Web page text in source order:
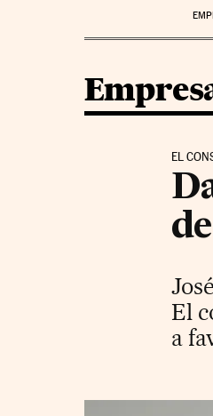
EL
El
a